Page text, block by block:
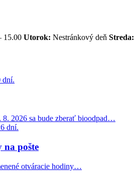
15.00 Utorok: Nestránkový deň Streda:
dní.
2026 sa bude zberať bioodpad…
dní.
na pošte
otváracie hodiny…